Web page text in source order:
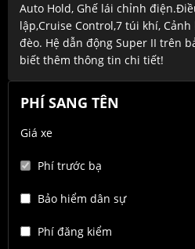
Auto Hold, Ghế lái chỉnh
lập,Cruise Control,7 túi khí,
đèo. Hệ dẫn động Super II trên
biết thêm thông tin chi tiết!
PHÍ SANG TÊN
Giá xe
Phí trước bạ
Bảo hiểm dân sự
Phí đăng kiểm